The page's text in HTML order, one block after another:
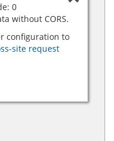
0
without CORS.
configuration to
site request